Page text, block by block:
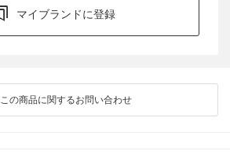
マイブランドに登録
この商品に関するお問い合わせ